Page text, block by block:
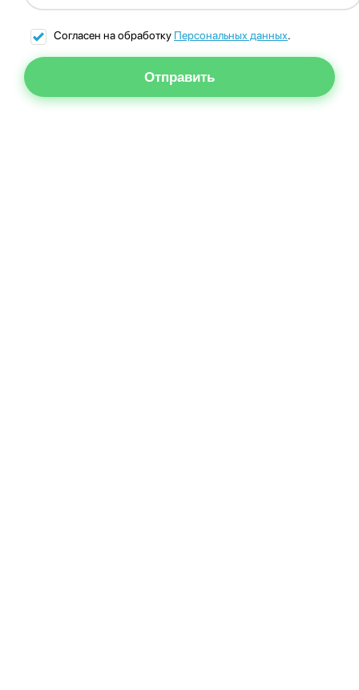
Согласен на обработку Персональных данных.
Отправить